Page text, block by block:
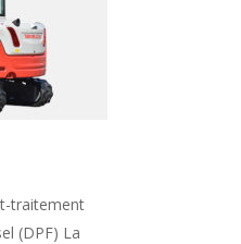
traitement
(DPF) La